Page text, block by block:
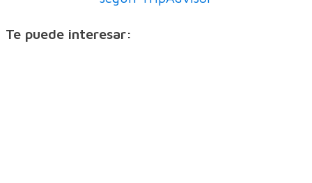
Te puede interesar: